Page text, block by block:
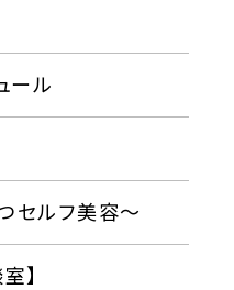
ール
セルフ美容〜
】